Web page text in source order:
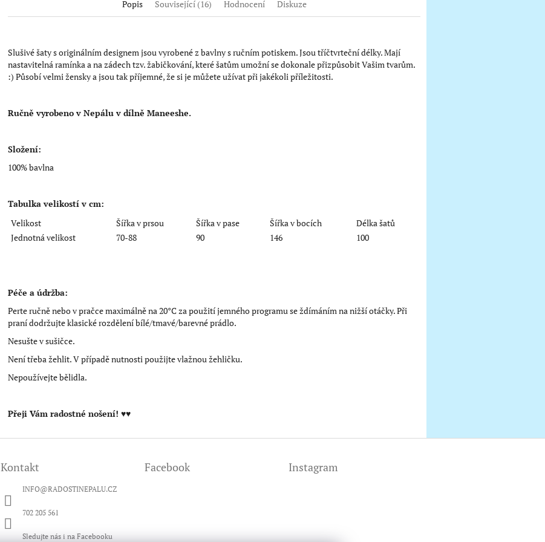
Popis Související (16) Hodnocení Diskuze
Slušivé šaty s originálním designem jsou vyrobené z bavlny s ručním potiskem. Jsou tříčtvrteční délky. Mají
nastavitelná ramínka a na zádech tzv. žabičkování, které šatům umožní se dokonale přizpůsobit Vašim tvarům.
:) Působí velmi žensky a jsou tak příjemné, že si je můžete užívat při jakékoli příležitosti.
Ručně vyrobeno v Nepálu v dílně Maneeshe.
Složení:
100% bavlna
Tabulka velikostí v cm:
Velikost
Šířka v prsou Šířka v pase Šířka v bocích
Délka šatů
Jednotná velikost
70-88 90 146 100
Péče a údržba:
Perte ručně nebo v pračce maximálně na 20°C za použití jemného programu se ždímáním na nižší otáčky. Při
praní dodržujte klasické rozdělení bílé/tmavé/barevné prádlo.
Nesušte v sušičce.
Není třeba žehlit. V případě nutnosti použijte vlažnou žehličku.
Nepoužívejte bělidla.
Přeji Vám radostné nošení! ♥♥
Kontakt
INFO@RADOSTINEPALU.CZ
702 205 561
Sledujte nás i na Facebooku
Facebook Instagram